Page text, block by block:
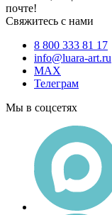
почте!
Свяжитесь с нами
8 800 333 81 17
info@luara-art.ru
MAX
Телеграм
Мы в соцсетях